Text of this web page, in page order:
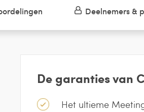
De garanties van
Het ultieme
Deelnemers &